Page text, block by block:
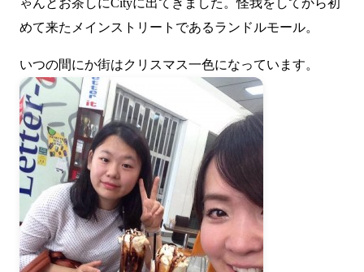
ゃんとお茶しにCityに出てきました。怪我をしてから初
めて来たメインストリートであるランドルモール。
いつの間にか街はクリスマス一色になっています。